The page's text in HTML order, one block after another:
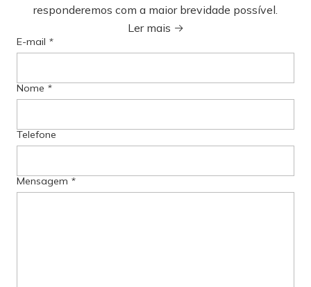
responderemos com a maior brevidade possível.
Ler mais
E-mail *
Nome *
Telefone
Mensagem *